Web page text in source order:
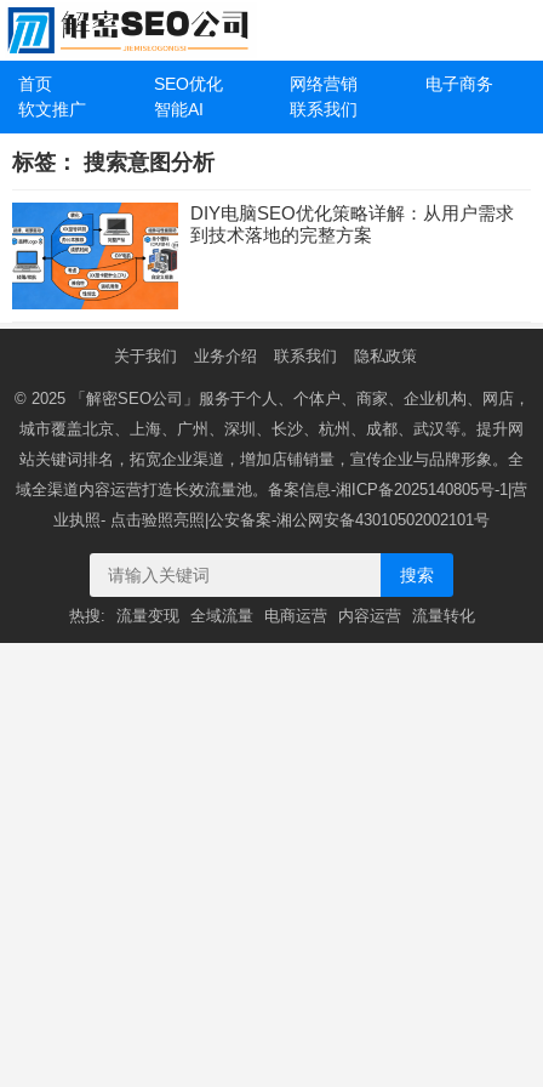
首页 SEO优化 网络营销
电子商务
软文推广
智能AI 联系我们
标签： 搜索意图分析
DIY电脑SEO优化策略详解：从用户需求
到技术落地的完整方案
关于我们 业务介绍 联系我们 隐私政策
© 2025 「解密SEO公司」 服务于个人、个体户、商家、企业机构、网店，
城市覆盖北京、上海、广州、深圳、长沙、杭州、成都、武汉等。提升网
站关键词排名，拓宽企业渠道，增加店铺销量，宣传企业与品牌形象。全
域全渠道内容运营打造长效流量池。备案信息-湘ICP备2025140805号-1 |营
业执照- 点击验照亮照 |公安备案-湘公网安备43010502002101号
搜索
热搜: 流量变现 全域流量 电商运营 内容运营 流量转化